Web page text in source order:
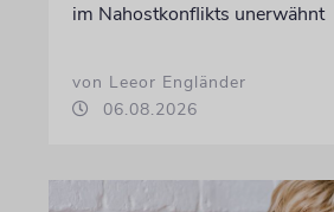
im Nahostkonflikts unerwähnt
von Leeor Engländer
06.08.2026